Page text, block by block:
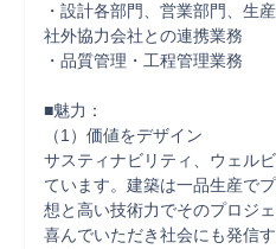
・設計各部門、営業部門、生
社外協力会社との連携業務
・品質管理・工程管理業務
■魅力：
（1）価値をデザイン
サスティナビリティ、ウェル
ています。建築は一品生産で
想と高い技術力でそのプロジ
喜んでいただき社会にも発信